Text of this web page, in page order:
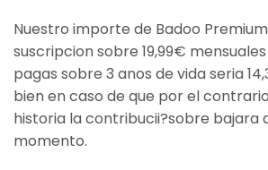
Nuestro importe de Badoo
suscripcion sobre 19,99€
pagas sobre 3 anos de vida seria
bien en caso de que por el
historia la contribucii?sobre bajara
momento.